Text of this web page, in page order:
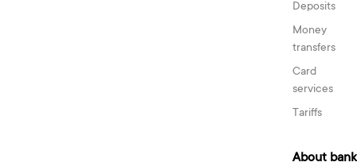
Deposits
Money
transfers
Card
services
Tariffs
About bank